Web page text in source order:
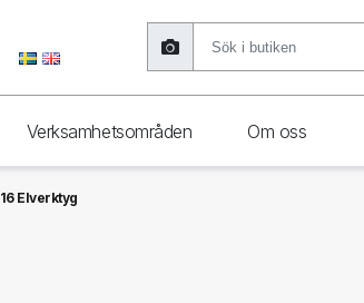
Verksamhetsområden Om oss
16 Elverktyg